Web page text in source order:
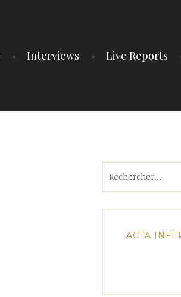
Interviews Live Reports
ACTA